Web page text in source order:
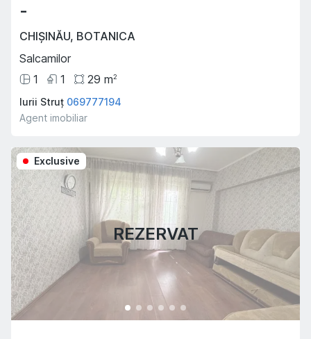
-
CHIȘINĂU, BOTANICA
Salcamilor
1
1 29 m2
Iurii Struț 069777194
Agent imobiliar
REZERVAT
Exclusive